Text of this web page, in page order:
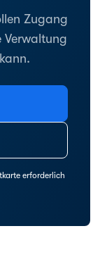
Zugang
Verwaltung
erforderlich